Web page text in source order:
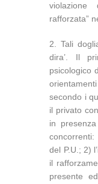
violazione
rafforzata”
2. Tali
dira’. Il
psicologico
secondo i
il privato
in
del P.U.; 2)
il
presente